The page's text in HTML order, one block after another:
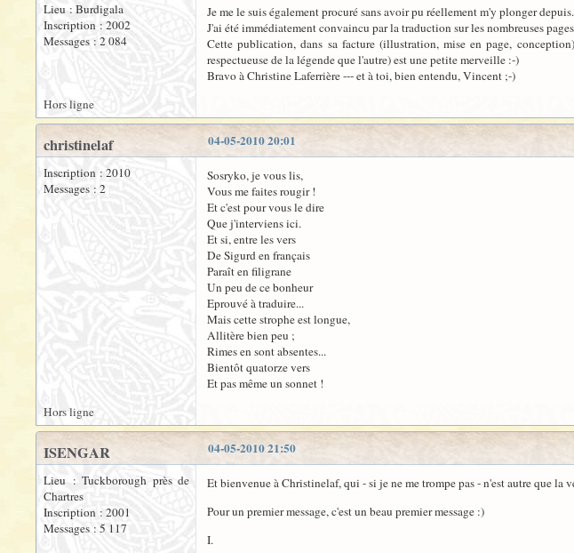
Lieu : Burdigala
Inscription : 2002
Messages : 2 084
Je me le suis également procuré sans avoir pu réellement m'y plonger depuis.
J'ai été immédiatement convaincu par la traduction sur les nombreuses
Cette publication, dans sa facture (illustration, mise en page,
respectueuse de la légende que l'autre) est une petite merveille :-)
Bravo à Christine Laferrière --- et à toi, bien entendu, Vincent ;-)
Hors ligne
04-05-2010 20:01
christinelaf
Inscription : 2010
Messages : 2
Sosryko, je vous lis,
Vous me faites rougir !
Et c'est pour vous le dire
Que j'interviens ici.
Et si, entre les vers
De Sigurd en français
Paraît en filigrane
Un peu de ce bonheur
Eprouvé à traduire...
Mais cette strophe est longue,
Allitère bien peu ;
Rimes en sont absentes...
Bientôt quatorze vers
Et pas même un sonnet !
Hors ligne
04-05-2010 21:50
ISENGAR
Lieu : Tuckborough près de
Chartres
Inscription : 2001
Messages : 5 117
Et bienvenue à Christinelaf, qui - si je ne me trompe pas - n'est autre que la
Pour un premier message, c'est un beau premier message :)
I.